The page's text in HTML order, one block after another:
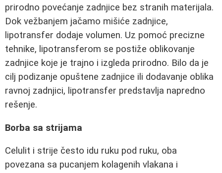
prirodno povećanje zadnjice bez stranih materijala.
Dok vežbanjem jačamo mišiće zadnjice,
lipotransfer dodaje volumen. Uz pomoć precizne
tehnike, lipotransferom se postiže oblikovanje
zadnjice koje je trajno i izgleda prirodno. Bilo da je
cilj podizanje opuštene zadnjice ili dodavanje oblika
ravnoj zadnjici, lipotransfer predstavlja napredno
rešenje.
Borba sa strijama
Celulit i strije često idu ruku pod ruku, oba
povezana sa pucanjem kolagenih vlakana i